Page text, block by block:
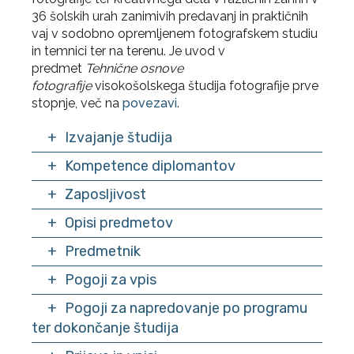
36 šolskih urah zanimivih predavanj in praktičnih
vaj v sodobno opremljenem fotografskem studiu
in temnici ter na terenu. Je uvod v
predmet Tehnične osnove
fotografijevisokošolskega študija fotografije prve
stopnje, več na povezavi.
Izvajanje študija
Kompetence diplomantov
Zaposljivost
Opisi predmetov
Predmetnik
1. LETNIK
I. SEMESTER
PREDMET
Pogoji za vpis
Pogoji za napredovanje po programu
ter dokončanje študija